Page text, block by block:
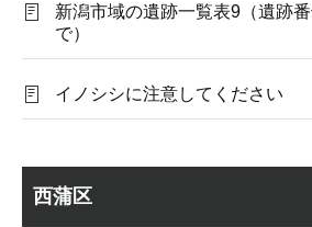
新潟市域の遺跡一覧表9（遺跡
で）
イノシシに注意してください
文
ブ
西蒲区